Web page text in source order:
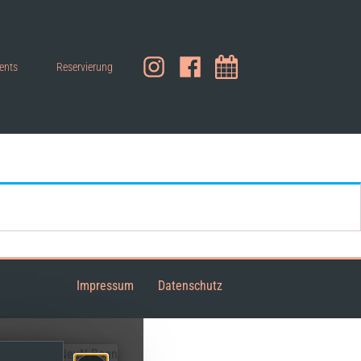
Reservierung
Impressum Datenschutz